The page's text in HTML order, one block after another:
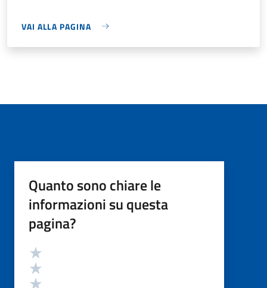
VAI ALLA PAGINA
Quanto sono chiare le
informazioni su questa
pagina?
Valutazione